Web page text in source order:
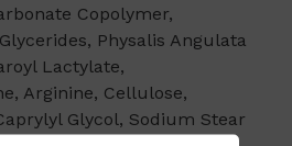
Copolymer,
Physalis Angulata
Lactylate,
Arginine, Cellulose,
Glycol, Sodium Stear